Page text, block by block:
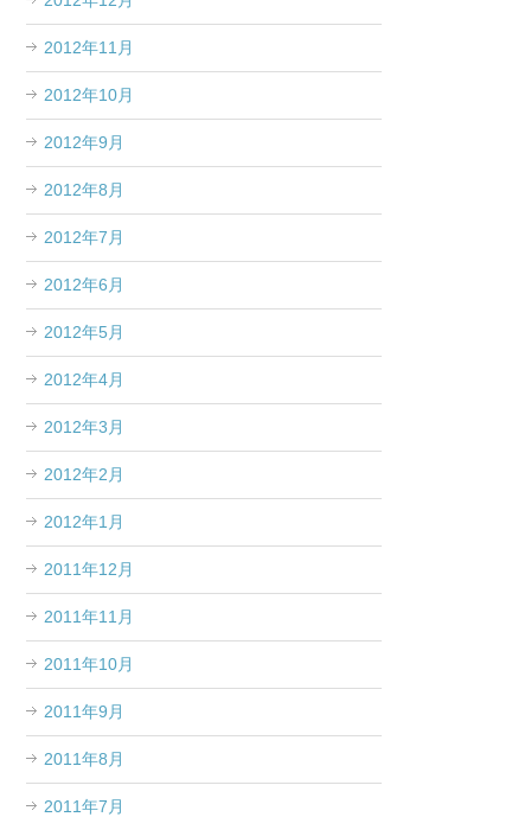
2012年11月
2012年10月
2012年9月
2012年8月
2012年7月
2012年6月
2012年5月
2012年4月
2012年3月
2012年2月
2012年1月
2011年12月
2011年11月
2011年10月
2011年9月
2011年8月
2011年7月